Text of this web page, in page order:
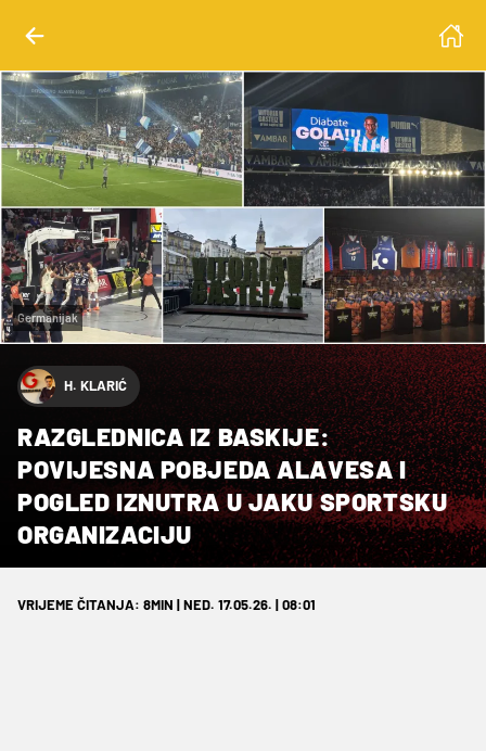
Germanijak
H. KLARIĆ
RAZGLEDNICA IZ BASKIJE:
POVIJESNA POBJEDA ALAVESA I
POGLED IZNUTRA U JAKU SPORTSKU
ORGANIZACIJU
VRIJEME ČITANJA: 8MIN | NED. 17.05.26. | 08:01